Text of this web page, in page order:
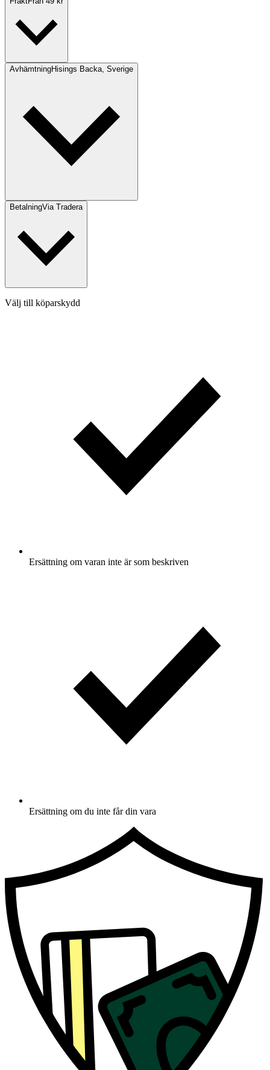
AvhämtningHisings Backa, Sverige
BetalningVia Tradera
Välj till köparskydd
Ersättning om varan inte är som beskriven
Ersättning om du inte får din vara